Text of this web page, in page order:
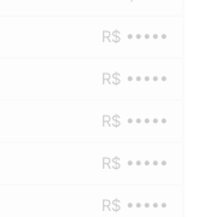
R$ •••••
R$ •••••
R$ •••••
R$ •••••
R$ •••••